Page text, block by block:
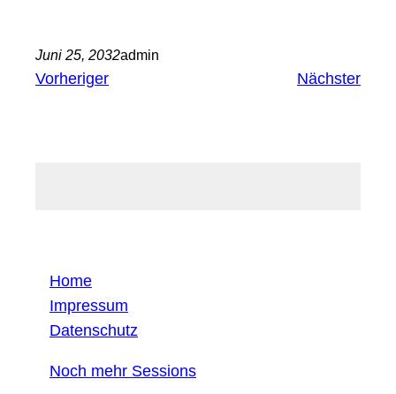
Juni 25, 2032admin
Vorheriger Nächster
Home
Impressum
Datenschutz
Noch mehr Sessions